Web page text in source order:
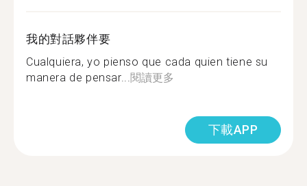
我的對話夥伴要
Cualquiera, yo pienso que cada quien tiene su
manera de pensar...閱讀更多
下載APP